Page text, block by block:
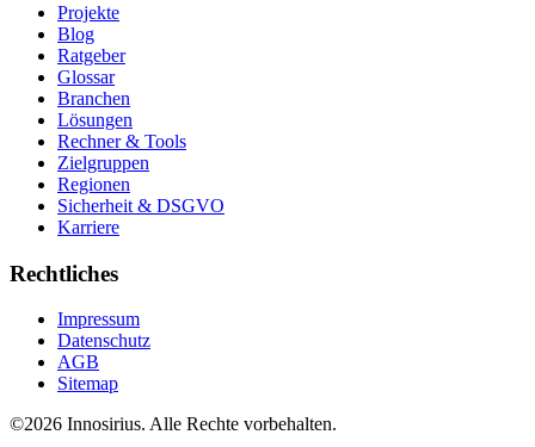
Projekte
Blog
Ratgeber
Glossar
Branchen
Lösungen
Rechner & Tools
Zielgruppen
Regionen
Sicherheit & DSGVO
Karriere
Rechtliches
Impressum
Datenschutz
AGB
Sitemap
©2026 Innosirius. Alle Rechte vorbehalten.